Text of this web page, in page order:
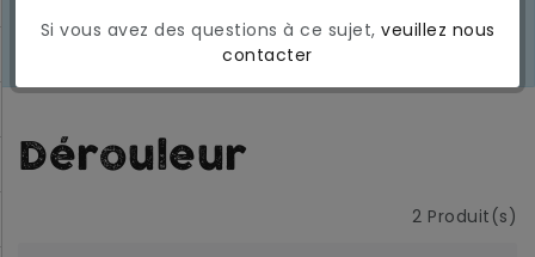
actuellement une surcharge
carburant temporaire et variable.
Dérouleur
2 Produit(s)
Si vous avez des questions à ce sujet, veuillez nous
contacter